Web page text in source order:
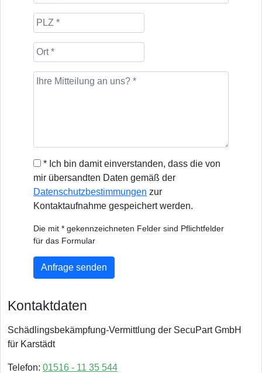
* Ich bin damit einverstanden, dass die von
mir übersandten Daten gemäß der
Datenschutzbestimmungen zur
Kontaktaufnahme gespeichert werden.
Die mit * gekennzeichneten Felder sind Pflichtfelder
für das Formular
Anfrage senden
Kontaktdaten
Schädlingsbekämpfung-Vermittlung der SecuPart GmbH
für Karstädt
Telefon: 01516 - 11 35 544